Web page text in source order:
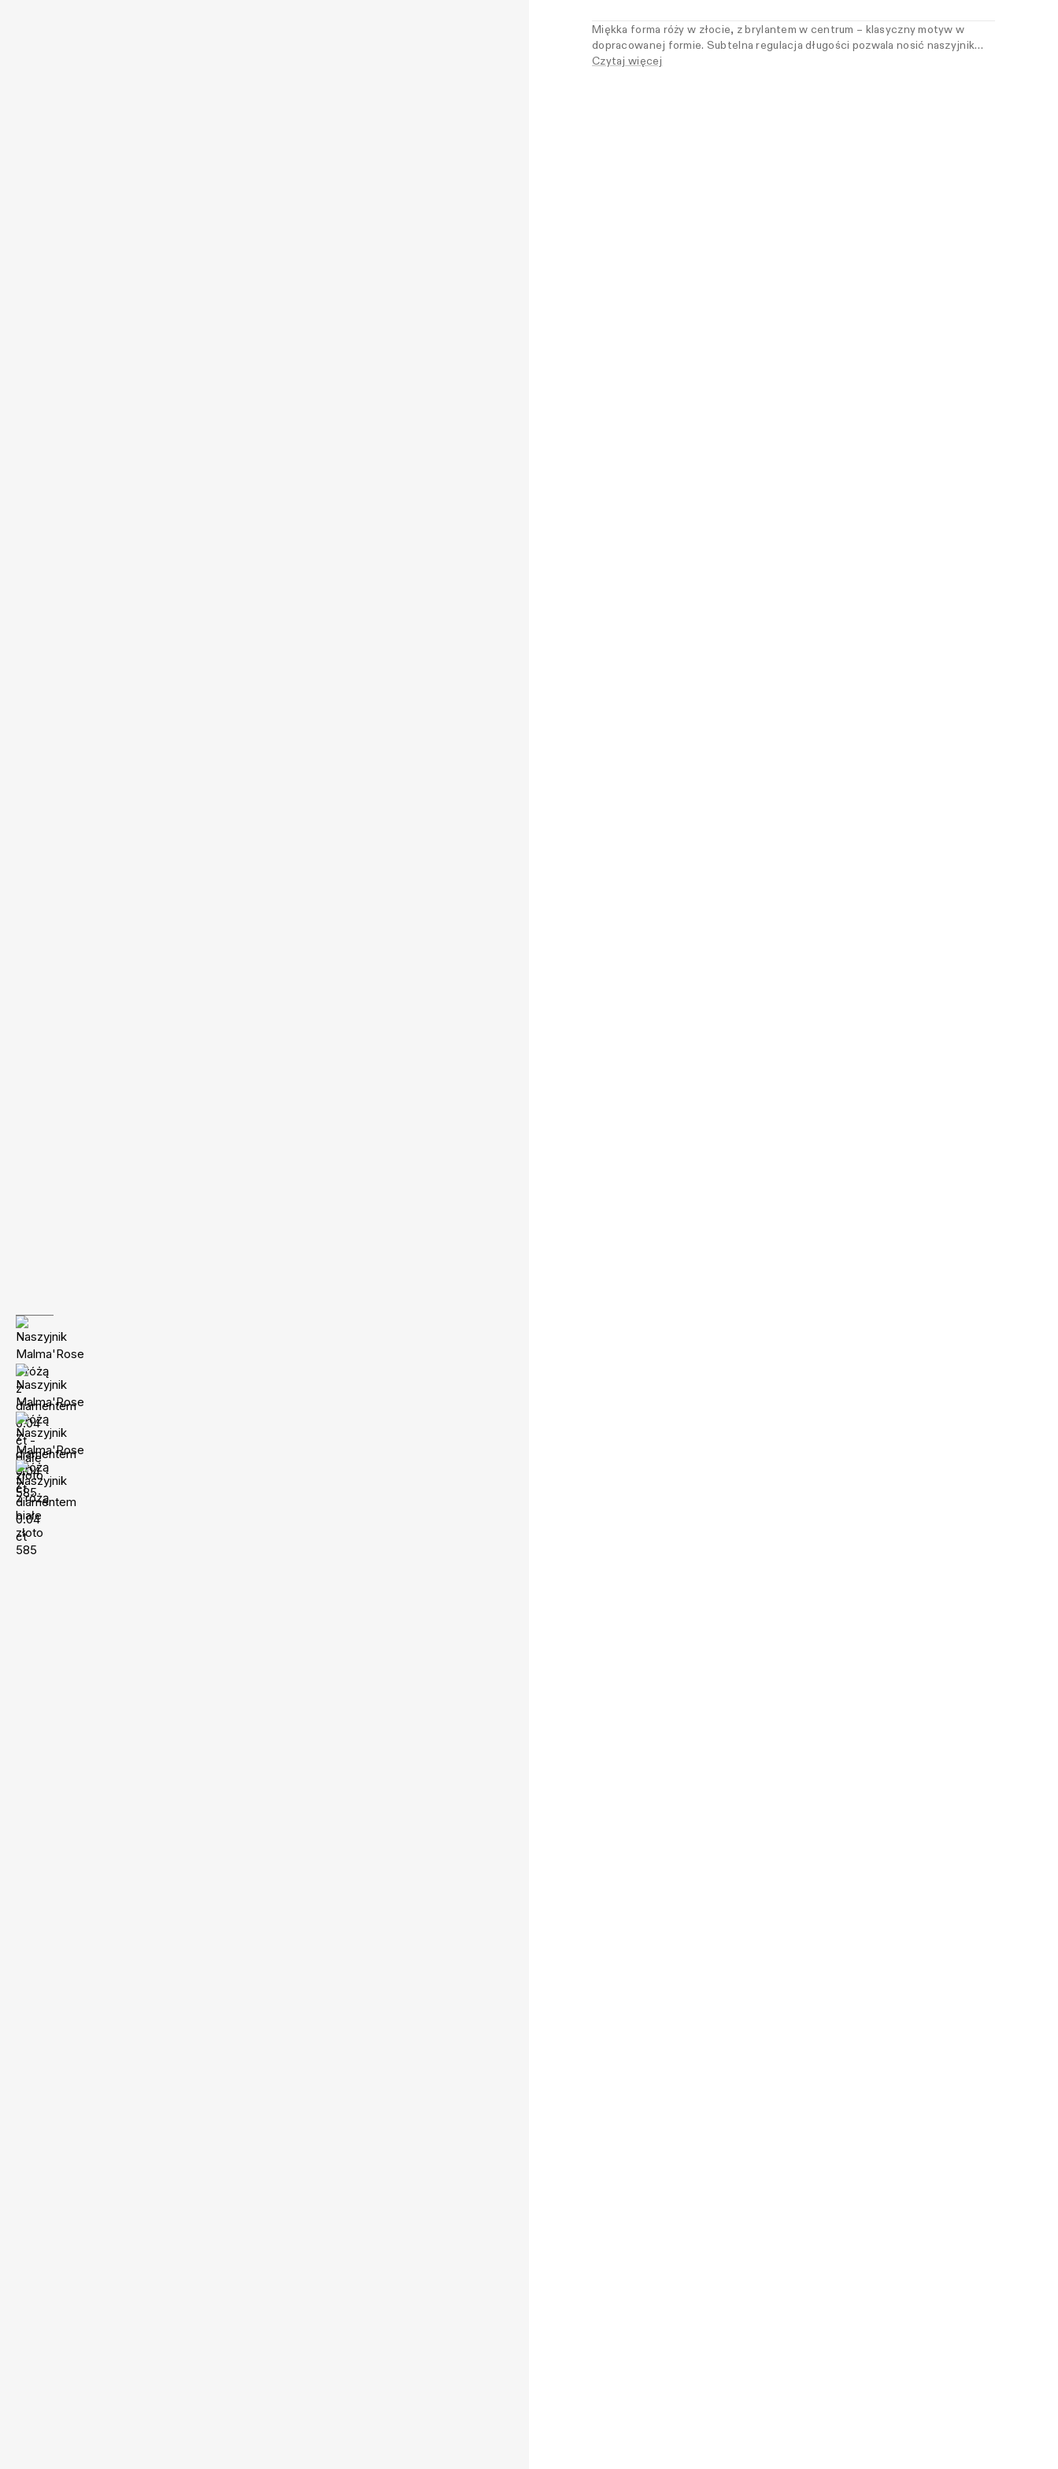
Miękka forma róży w złocie, z brylantem w centrum – klasyczny motyw w
dopracowanej formie. Subtelna regulacja długości pozwala nosić naszyjnik
dokładnie tak, jak lubisz. Dla kobiet, które cenią kobiecość wyrażoną z klasą.
Czytaj więcej